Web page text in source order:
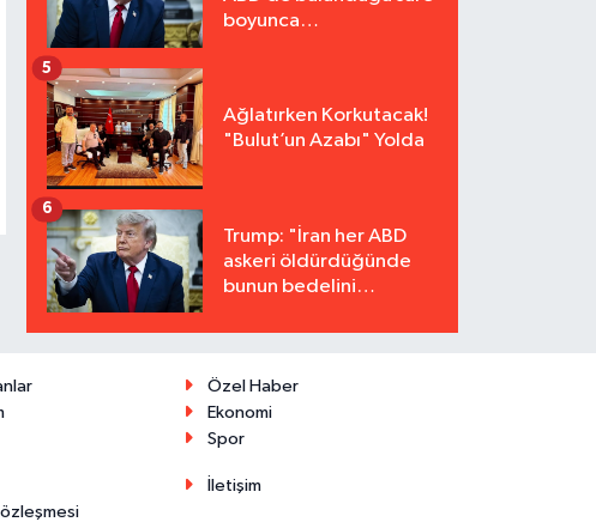
boyunca
Ağlatırken Korkutacak!
"Bulut’un Azabı" Yolda
5
Trump: "İran her ABD
askeri öldürdüğünde
bunun bedelini
6
Özel Haber
Ekonomi
Spor
İletişim